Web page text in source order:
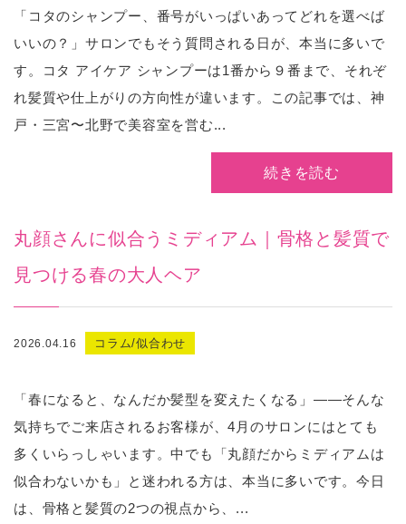
「コタのシャンプー、番号がいっぱいあってどれを選べば
いいの？」サロンでもそう質問される日が、本当に多いで
す。コタ アイケア シャンプーは1番から９番まで、それぞ
れ髪質や仕上がりの方向性が違います。この記事では、神
戸・三宮〜北野で美容室を営む...
続きを読む
丸顔さんに似合うミディアム｜骨格と髪質で
見つける春の大人ヘア
2026.04.16 コラム/似合わせ
「春になると、なんだか髪型を変えたくなる」——そんな
気持ちでご来店されるお客様が、4月のサロンにはとても
多くいらっしゃいます。中でも「丸顔だからミディアムは
似合わないかも」と迷われる方は、本当に多いです。今日
は、骨格と髪質の2つの視点から、...